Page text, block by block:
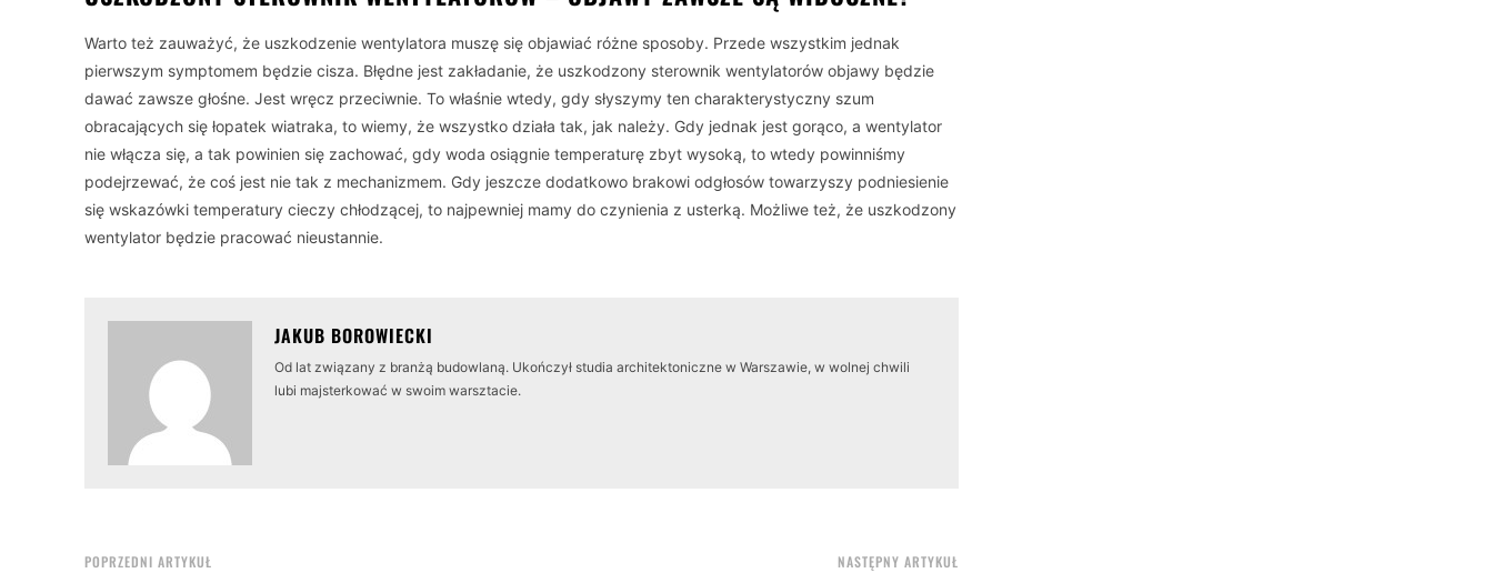
Warto też zauważyć, że uszkodzenie wentylatora muszę się objawiać różne sposoby. Przede wszystkim jednak
pierwszym symptomem będzie cisza. Błędne jest zakładanie, że uszkodzony sterownik wentylatorów objawy będzie
dawać zawsze głośne. Jest wręcz przeciwnie. To właśnie wtedy, gdy słyszymy ten charakterystyczny szum
obracających się łopatek wiatraka, to wiemy, że wszystko działa tak, jak należy. Gdy jednak jest gorąco, a wentylator
nie włącza się, a tak powinien się zachować, gdy woda osiągnie temperaturę zbyt wysoką, to wtedy powinniśmy
podejrzewać, że coś jest nie tak z mechanizmem. Gdy jeszcze dodatkowo brakowi odgłosów towarzyszy podniesienie
się wskazówki temperatury cieczy chłodzącej, to najpewniej mamy do czynienia z usterką. Możliwe też, że uszkodzony
wentylator będzie pracować nieustannie.
JAKUB BOROWIECKI
Od lat związany z branżą budowlaną. Ukończył studia architektoniczne w Warszawie, w wolnej chwili
lubi majsterkować w swoim warsztacie.
POPRZEDNI ARTYKUŁ NASTĘPNY ARTYKUŁ